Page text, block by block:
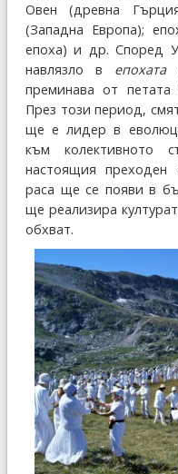
Овен (древна
(Западна Европа);
епоха) и др. Според
навлязло в
преминава от
През този период,
ще е лидер в
към колективното
настоящия
раса ще се появи в
ще реализира
обхват.